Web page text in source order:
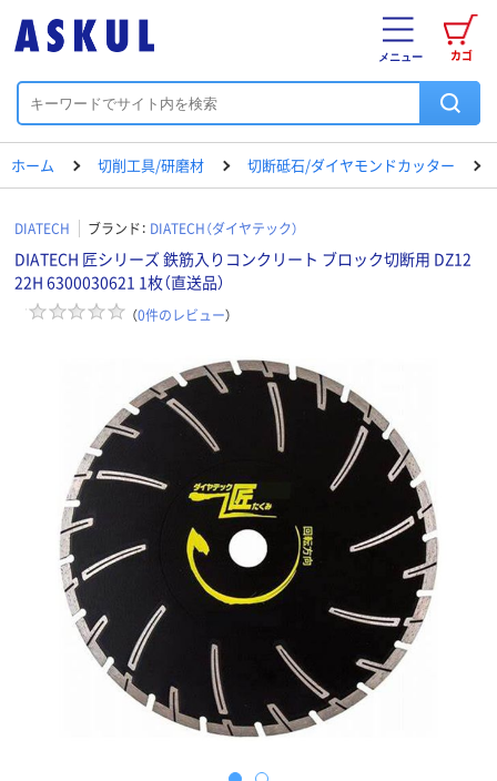
カゴ
メニュー
ホーム 切削工具/研磨材 切断砥石/ダイヤモンドカッター
DIATECH ブランド： DIATECH（ダイヤテック）
DIATECH 匠シリーズ 鉄筋入りコンクリート ブロック切断用 DZ12
22H 6300030621 1枚（直送品）
（0件のレビュー）